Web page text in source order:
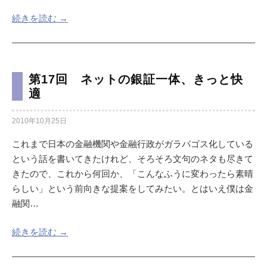
続きを読む →
第17回 ネットの銀証一体、きっと快
適
2010年10月25日
これまで日本の金融機関や金融行政がガラパゴス化している
という話を書いてきたけれど、そろそろ文句のネタも尽きて
きたので、これから何回か、「こんなふうに変わったら素晴
らしい」という前向きな提案をしてみたい。とはいえ僕は金
融関…
続きを読む →